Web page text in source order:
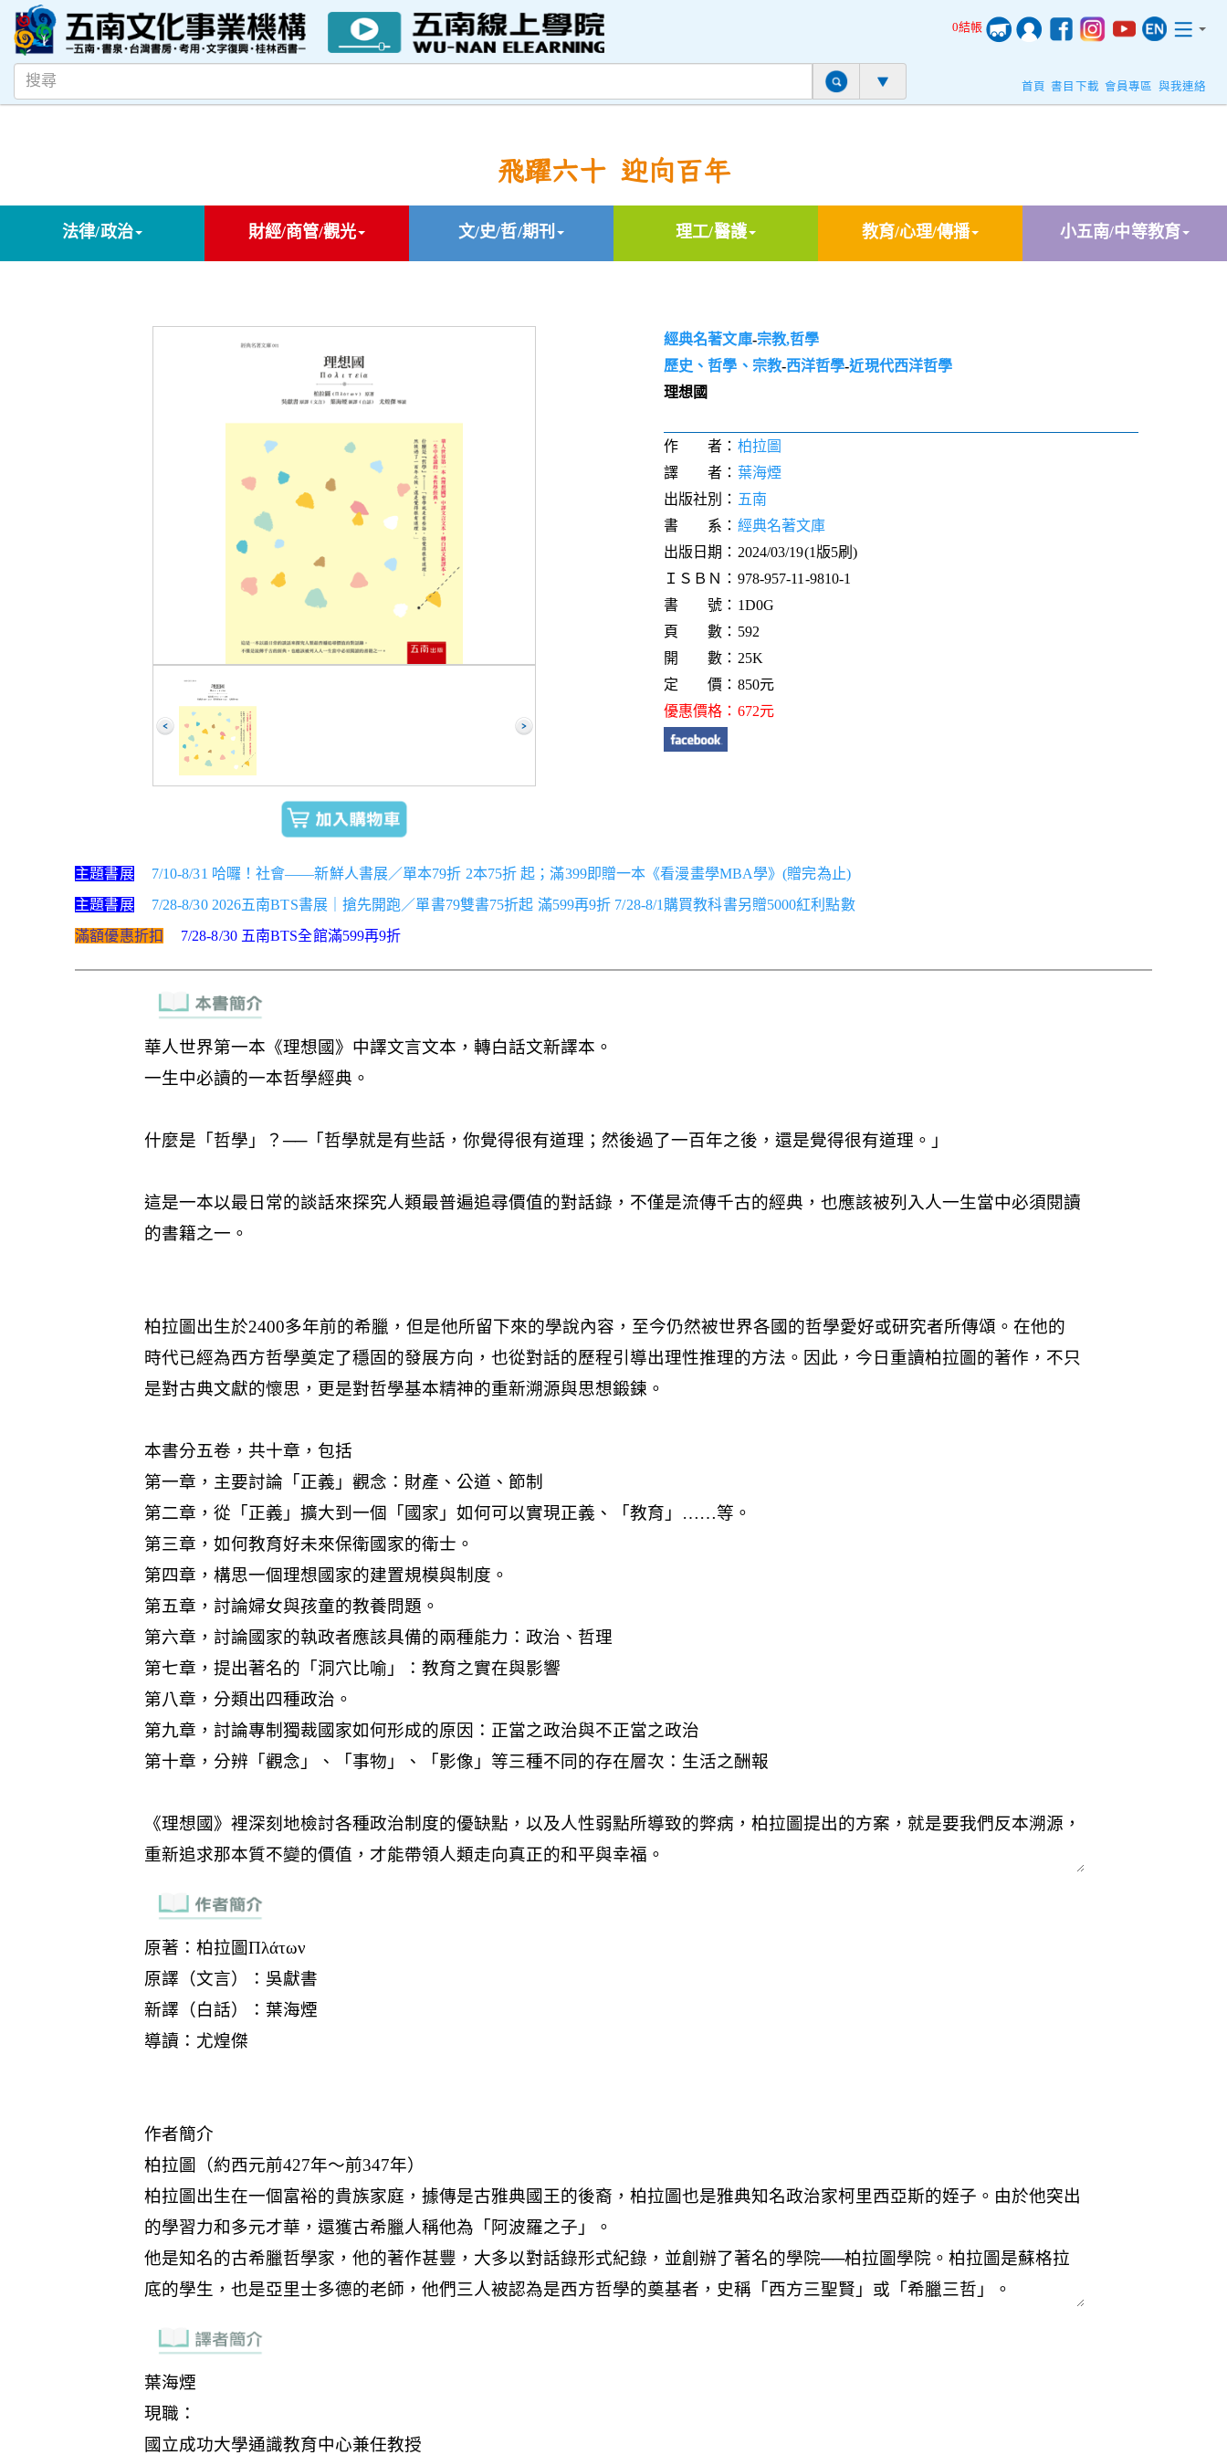
0結帳
首頁 書目下載 會員專區 與我連絡
飛躍六十 迎向百年
法律/政治 財經/商管/觀光 文/史/哲/期刊 理工/醫護 教育/心理/傳播 小五南/中等教育
經典名著文庫-宗教,哲學
歷史、哲學、宗教-西洋哲學-近現代西洋哲學
理想國
作 者： 柏拉圖
譯 者： 葉海煙
出版社別： 五南
書 系： 經典名著文庫
出版日期：2024/03/19(1版5刷)
ＩＳＢＮ：978-957-11-9810-1
書 號：1D0G
頁 數：592
開 數：25K
定 價：850元
優惠價格：672元
主題書展
7/10-8/31 哈囉！社會——新鮮人書展／單本79折 2本75折 起；滿399即贈一本《看漫畫學MBA學》(贈完為止)
主題書展
7/28-8/30 2026五南BTS書展｜搶先開跑／單書79雙書75折起 滿599再9折 7/28-8/1購買教科書另贈5000紅利點數
滿額優惠折扣
7/28-8/30 五南BTS全館滿599再9折